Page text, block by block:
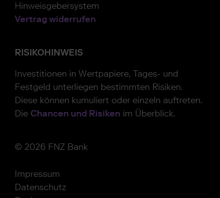
Hinweisgebersystem
Vertrag widerrufen
RISIKOHINWEIS
Investitionen in Wertpapiere, Tages- und
Festgeld unterliegen bestimmten Risiken.
Diese können kumuliert oder einzeln auftreten.
Die Chancen und Risiken im Überblick.
© 2026 FNZ Bank
Impressum
Datenschutz